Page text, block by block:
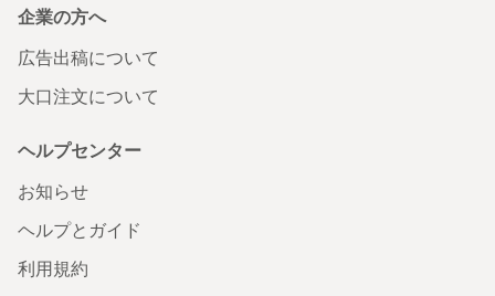
企業の方へ
広告出稿について
大口注文について
ヘルプセンター
お知らせ
ヘルプとガイド
利用規約